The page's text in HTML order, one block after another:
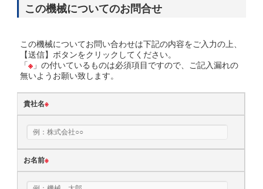
この機械についてのお問合せ
この機械についてお問い合わせは下記の内容をご入力の上、
【送信】ボタンをクリックしてください。
「※ 」の付いているものは必須項目ですので、ご記入漏れの
無いようお願い致します。
貴社名※
お名前※